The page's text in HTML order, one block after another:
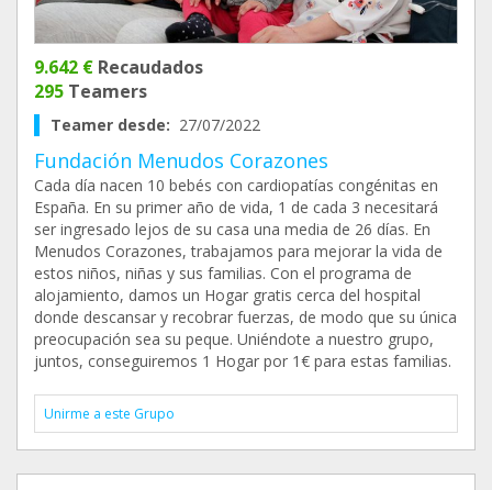
9.642 € Recaudados
295 Teamers
Teamer desde: 27/07/2022
Fundación Menudos Corazones
Cada día nacen 10 bebés con cardiopatías congénitas en
España. En su primer año de vida, 1 de cada 3 necesitará
ser ingresado lejos de su casa una media de 26 días. En
Menudos Corazones, trabajamos para mejorar la vida de
estos niños, niñas y sus familias. Con el programa de
alojamiento, damos un Hogar gratis cerca del hospital
donde descansar y recobrar fuerzas, de modo que su única
preocupación sea su peque. Uniéndote a nuestro grupo,
juntos, conseguiremos 1 Hogar por 1€ para estas familias.
Unirme a este Grupo